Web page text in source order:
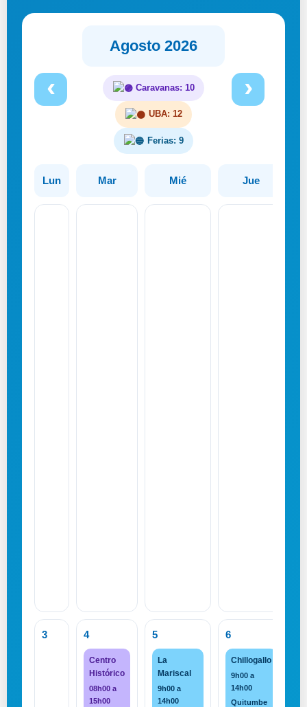
‹
Agosto 2026
Caravanas: 10
UBA: 12
Ferias: 9
›
Lun Mar Mié Jue
3 4
Centro
Histórico
08h00 a
15h00
5
La
Mariscal
9h00 a
14h00
6
Chillogallo
9h00 a
14h00
Quitumbe